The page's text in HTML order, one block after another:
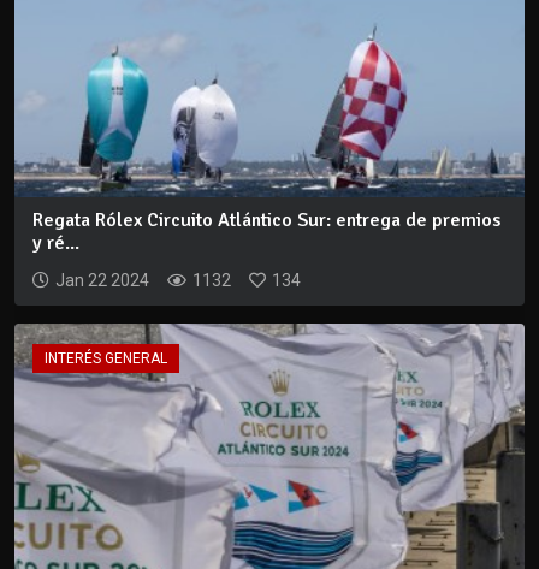
Regata Rólex Circuito Atlántico Sur: entrega de premios
y ré...
Jan 22 2024 1132 134
INTERÉS GENERAL